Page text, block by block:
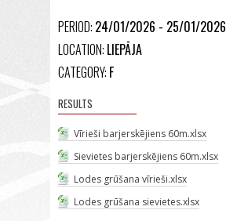
PERIOD: 24/01/2026 - 25/01/2026
LOCATION: LIEPĀJA
CATEGORY: F
RESULTS
Vīrieši barjerskējiens 60m.xlsx
Sievietes barjerskējiens 60m.xlsx
Lodes grūšana vīrieši.xlsx
Lodes grūšana sievietes.xlsx